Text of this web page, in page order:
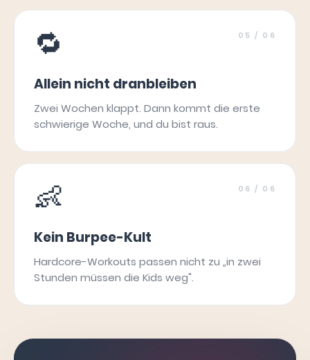
🔁 05 / 06
Allein nicht dranbleiben
Zwei Wochen klappt. Dann kommt die erste
schwierige Woche, und du bist raus.
👶 06 / 06
Kein Burpee-Kult
Hardcore-Workouts passen nicht zu „in zwei
Stunden müssen die Kids weg".